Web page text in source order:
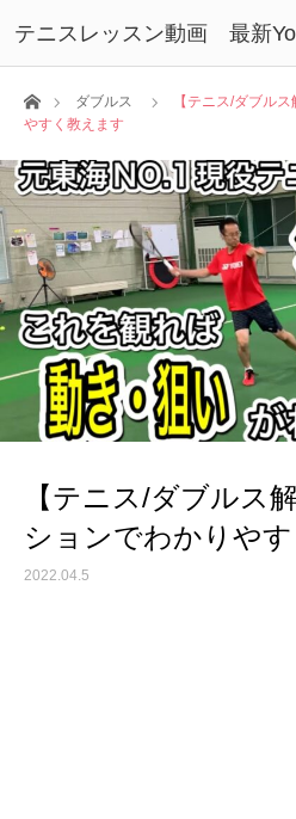
テニスレッスン動画 最新
ホームダブルス
【テニス/ダブル
やすく教えます
【テニス/ダブルス
ションでわかりや
2022.04.5